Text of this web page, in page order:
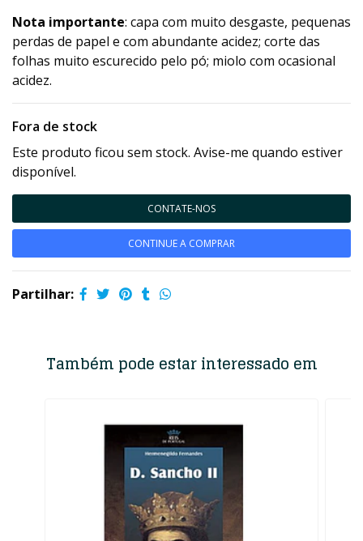
Nota importante: capa com muito desgaste, pequenas
perdas de papel e com abundante acidez; corte das
folhas muito escurecido pelo pó; miolo com ocasional
acidez.
Fora de stock
Este produto ficou sem stock. Avise-me quando estiver
disponível.
CONTATE-NOS
CONTINUE A COMPRAR
Partilhar:
Também pode estar interessado em